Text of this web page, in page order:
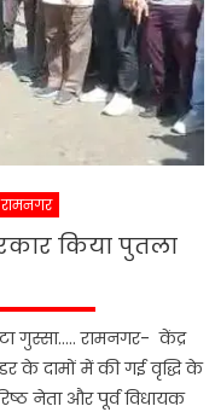
रामनगर
किया पुतला
गुस्सा….. रामनगर- केंद्र
के दामों में की गई वृद्धि के
नेता और पूर्व विधायक